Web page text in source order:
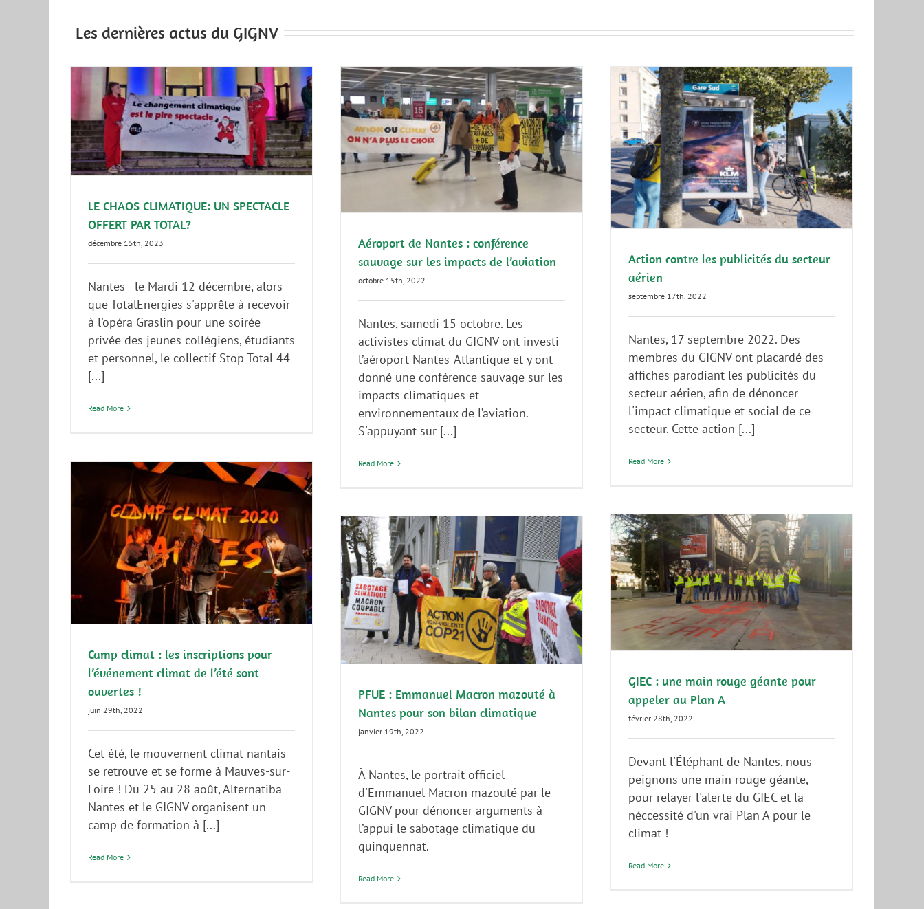
Les dernières actus du GIGNV
LE CHAOS CLIMATIQUE: UN SPECTACLE
OFFERT PAR TOTAL?
décembre 15th, 2023
Nantes - le Mardi 12 décembre, alors
que TotalEnergies s'apprête à recevoir
à l'opéra Graslin pour une soirée
privée des jeunes collégiens, étudiants
et personnel, le collectif Stop Total 44
[...]
Read More
Aéroport de Nantes : conférence sauvage
sur les impacts de l’aviation
Aviation Communiqué de presse GIGNV
Aéroport de Nantes : conférence
sauvage sur les impacts de l’aviation
octobre 15th, 2022
Nantes, samedi 15 octobre. Les
activistes climat du GIGNV ont investi
l’aéroport Nantes-Atlantique et y ont
donné une conférence sauvage sur les
impacts climatiques et
environnementaux de l’aviation.
S'appuyant sur [...]
Read More
Action contre les publicités du secteur
aérien
Aviation Communiqué de presse
Action contre les publicités du secteur
aérien
septembre 17th, 2022
Nantes, 17 septembre 2022. Des
membres du GIGNV ont placardé des
affiches parodiant les publicités du
secteur aérien, afin de dénoncer
l'impact climatique et social de ce
secteur. Cette action [...]
Read More
Camp climat : les inscriptions pour
l’événement climat de l’été sont
ouvertes !
juin 29th, 2022
Cet été, le mouvement climat nantais
se retrouve et se forme à Mauves-sur-
Loire ! Du 25 au 28 août, Alternatiba
Nantes et le GIGNV organisent un
camp de formation à [...]
Read More
GIEC : une main rouge géante pour
appeler au Plan A
A la une Communiqué de presse GIGNV
GIEC : une main rouge géante pour
appeler au Plan A
février 28th, 2022
Devant l'Éléphant de Nantes, nous
peignons une main rouge géante,
pour relayer l'alerte du GIEC et la
néccessité d'un vrai Plan A pour le
climat !
Read More
PFUE : Emmanuel Macron mazouté à
Nantes pour son bilan climatique
A la une Communiqué de presse Décrochons Macrons
PFUE : Emmanuel Macron mazouté à
Nantes pour son bilan climatique
janvier 19th, 2022
À Nantes, le portrait officiel
d'Emmanuel Macron mazouté par le
GIGNV pour dénoncer arguments à
l’appui le sabotage climatique du
quinquennat.
Read More